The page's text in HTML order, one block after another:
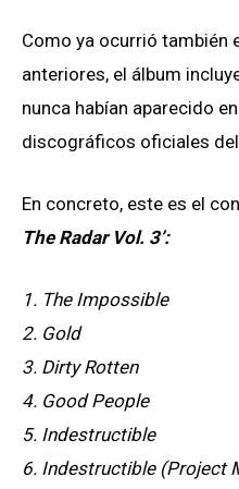
Como ya ocurrió también
anteriores, el álbum
nunca habían aparecido
discográficos oficiales
En concreto, este es el
The Radar Vol. 3’:
1. The Impossible
2. Gold
3. Dirty Rotten
4. Good People
5. Indestructible
6. Indestructible (Project